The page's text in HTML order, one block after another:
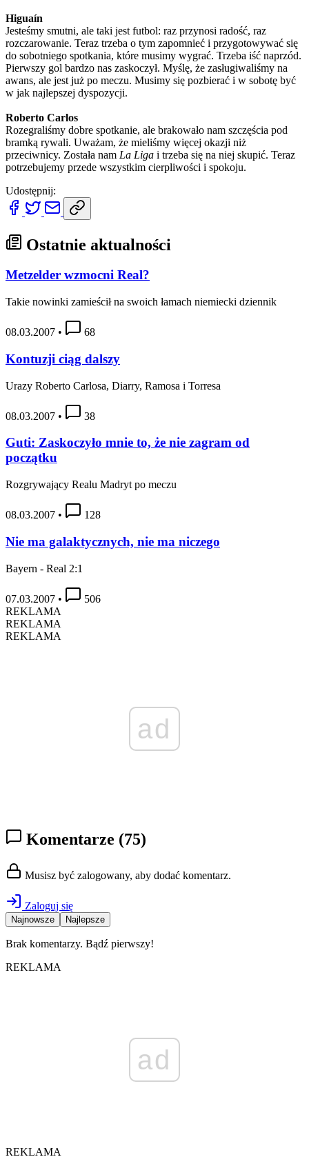
Higuaín
Jesteśmy smutni, ale taki jest futbol: raz przynosi radość, raz
rozczarowanie. Teraz trzeba o tym zapomnieć i przygotowywać się
do sobotniego spotkania, które musimy wygrać. Trzeba iść naprzód.
Pierwszy gol bardzo nas zaskoczył. Myślę, że zasługiwaliśmy na
awans, ale jest już po meczu. Musimy się pozbierać i w sobotę być
w jak najlepszej dyspozycji.
Roberto Carlos
Rozegraliśmy dobre spotkanie, ale brakowało nam szczęścia pod
bramką rywali. Uważam, że mieliśmy więcej okazji niż
przeciwnicy. Została nam La Liga i trzeba się na niej skupić. Teraz
potrzebujemy przede wszystkim cierpliwości i spokoju.
Udostępnij:
Ostatnie aktualności
Metzelder wzmocni Real?
Takie nowinki zamieścił na swoich łamach niemiecki dziennik
08.03.2007 • 68
Kontuzji ciąg dalszy
Urazy Roberto Carlosa, Diarry, Ramosa i Torresa
08.03.2007 • 38
Guti: Zaskoczyło mnie to, że nie zagram od
początku
Rozgrywający Realu Madryt po meczu
08.03.2007 • 128
Nie ma galaktycznych, nie ma niczego
Bayern - Real 2:1
07.03.2007 •
506
REKLAMA
REKLAMA
REKLAMA
ad
Komentarze (75)
Musisz być zalogowany, aby dodać komentarz.
Zaloguj się
Najnowsze Najlepsze
Brak komentarzy. Bądź pierwszy!
REKLAMA
ad
REKLAMA